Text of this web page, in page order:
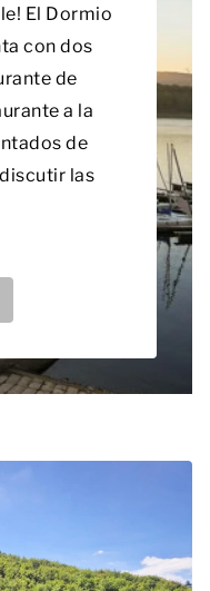
El Dormio
con dos
de
a la
de
las